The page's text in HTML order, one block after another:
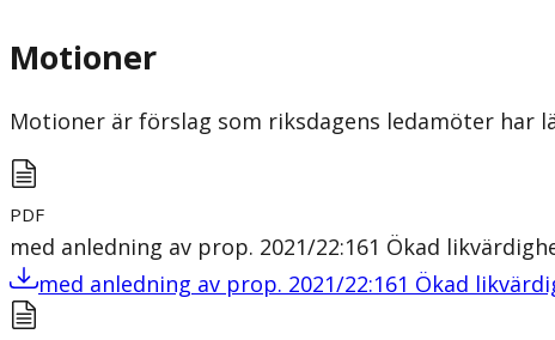
Motioner
Motioner är förslag som riksdagens ledamöter har
PDF
med anledning av prop. 2021/22:161 Ökad
med anledning av prop. 2021/22:161 Ökad